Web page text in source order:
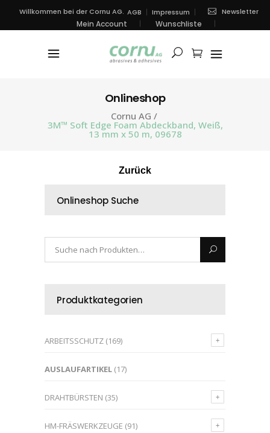
Willkommen bei der Cornu AG. AGB Impressum Newsletter
Mein Account Wunschliste
Onlineshop
Cornu AG /
3M™ Soft Edge Foam Abdeckband, Weiß,
13 mm x 50 m, 09678
Zurück
Onlineshop Suche
Produktkategorien
ARBEITSSCHUTZ (169)
AUSLAUFARTIKEL (17)
DRAHTBÜRSTEN (35)
HM-FRÄSWERKZEUGE (91)